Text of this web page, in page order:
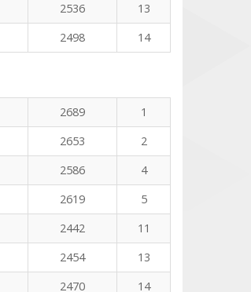
2536
13
2498 14
2689
1
2653
2
2586
4
2619
5
2442
11
2454
13
2470 14